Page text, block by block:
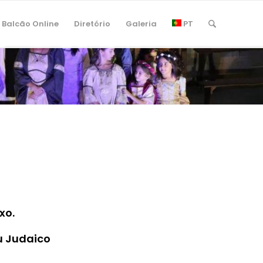
Balcão Online Diretório Galeria PT
Judaico